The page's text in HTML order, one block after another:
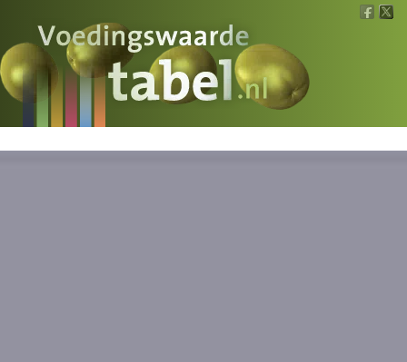
Voedingswaarde
Wat is wat?